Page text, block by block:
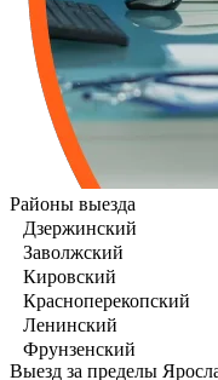
Районы выезда
Дзержинский
Заволжский
Кировский
Красноперекопский
Ленинский
Фрунзенский
Выезд за пределы